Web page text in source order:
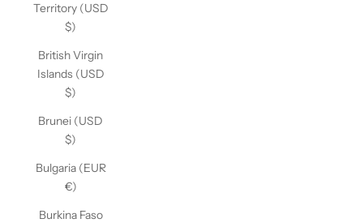
Territory (USD
$)
British Virgin
Islands (USD
$)
Brunei (USD
$)
Bulgaria (EUR
€)
Burkina Faso